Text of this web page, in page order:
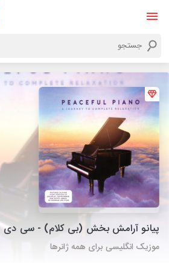
پیانو آرامش بخش (بی کلام) - سی دی 1
موزیک انگلیسی برای همه ژانرها